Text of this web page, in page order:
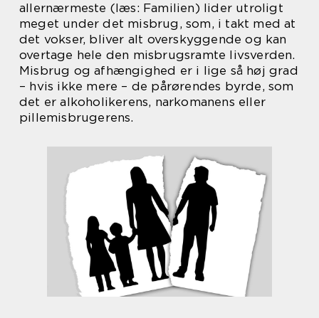
allernærmeste (læs: Familien) lider utroligt
meget under det misbrug, som, i takt med at
det vokser, bliver alt overskyggende og kan
overtage hele den misbrugsramte livsverden.
Misbrug og afhængighed er i lige så høj grad
– hvis ikke mere – de pårørendes byrde, som
det er alkoholikerens, narkomanens eller
pillemisbrugerens.